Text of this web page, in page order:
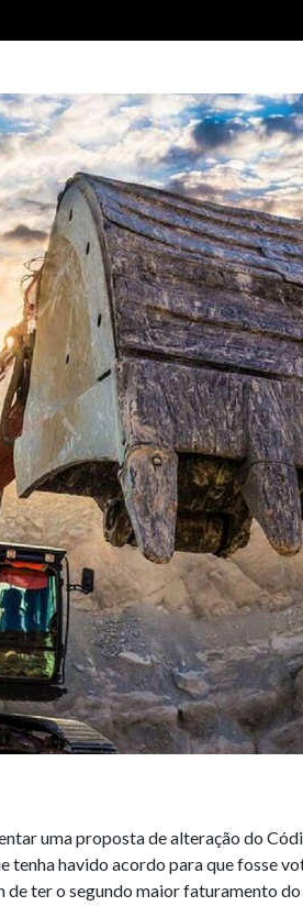
uma proposta de alteração do
havido acordo para que fosse
de ter o segundo maior faturamento